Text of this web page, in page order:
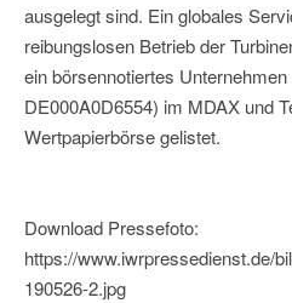
ausgelegt sind. Ein globales
reibungslosen Betrieb der
ein börsennotiertes
DE000A0D6554) im MDAX und
Wertpapierbörse gelistet.
Download Pressefoto:
https://www.iwrpressedienst.de/
190526-2.jpg